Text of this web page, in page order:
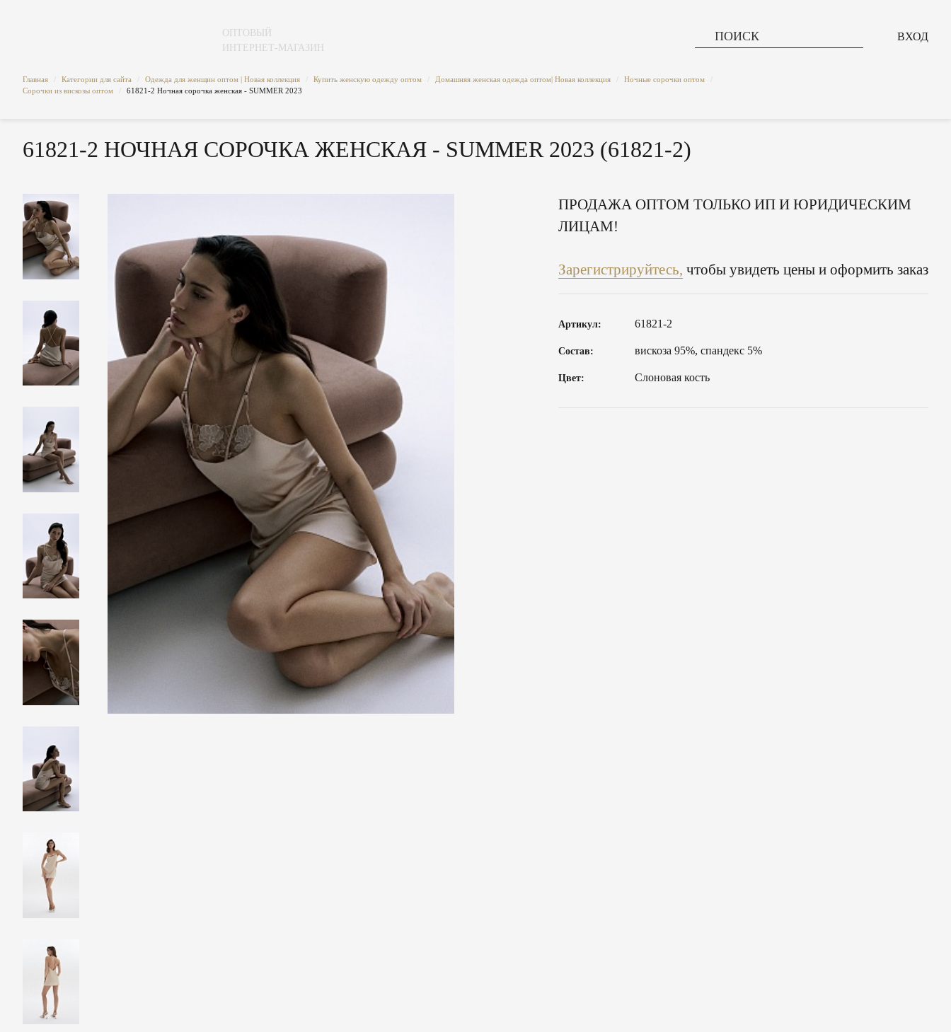
ОПТОВЫЙ
ИНТЕРНЕТ-МАГАЗИН
ВХОД
Главная Категории для сайта Одежда для женщин оптом | Новая коллекция Купить женскую одежду оптом Домашняя женская одежда оптом| Новая коллекция Ночные сорочки оптом
Сорочки из вискозы оптом
61821-2 Ночная сорочка женская - SUMMER 2023
61821-2 НОЧНАЯ СОРОЧКА ЖЕНСКАЯ - SUMMER 2023 (61821-2)
ПРОДАЖА ОПТОМ ТОЛЬКО ИП И ЮРИДИЧЕСКИМ
ЛИЦАМ!
Зарегистрируйтесь, чтобы увидеть цены и оформить заказ
Артикул: 61821-2
Состав: вискоза 95%, спандекс 5%
Цвет: Слоновая кость